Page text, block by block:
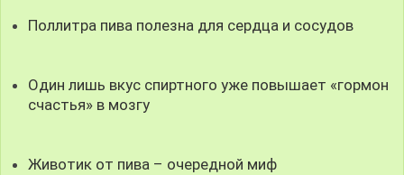
Поллитра пива полезна для сердца и сосудов
Один лишь вкус спиртного уже повышает «гормон
счастья» в мозгу
Животик от пива – очередной миф